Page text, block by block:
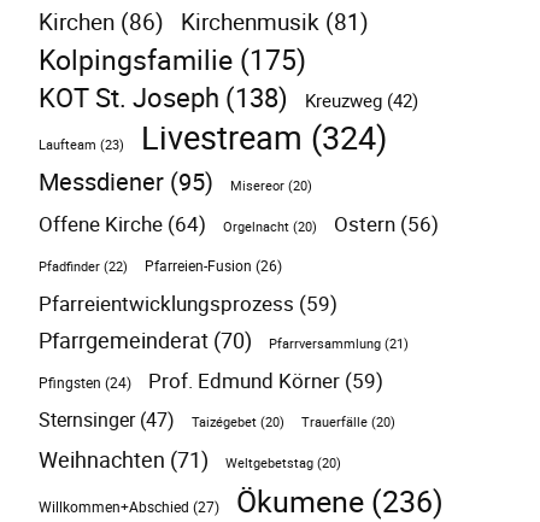
Kirchen (86) Kirchenmusik (81)
Kolpingsfamilie (175)
KOT St. Joseph (138) Kreuzweg (42)
Laufteam (23) Livestream (324)
Messdiener (95) Misereor (20)
Offene Kirche (64) Orgelnacht (20) Ostern (56)
Pfadfinder (22) Pfarreien-Fusion (26)
Pfarreientwicklungsprozess (59)
Pfarrgemeinderat (70) Pfarrversammlung (21)
Pfingsten (24) Prof. Edmund Körner (59)
Sternsinger(47) Taizégebet (20) Trauerfälle (20)
Weihnachten (71) Weltgebetstag (20)
Willkommen+Abschied (27) Ökumene (236)